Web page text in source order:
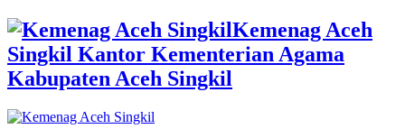
Kemenag Aceh
Singkil Kantor Kementerian Agama
Kabupaten Aceh Singkil